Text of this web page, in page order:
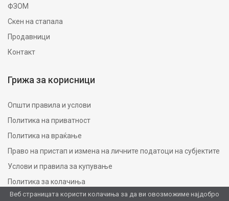
Веб страницата користи колачиња за да ви овозможиме најдобро
ФЗОМ
Скен на стапала
Продавници
Контакт
Грижа за корисници
Општи правила и услови
Политика на приватност
Политика на враќање
Право на пристап и измена на личните податоци на субјектите
Услови и правила за купување
Политика за колачиња